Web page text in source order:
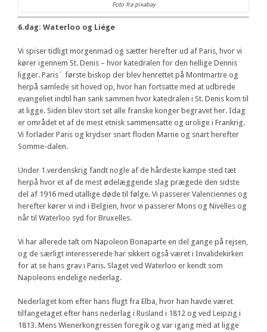
Foto fra pixabay
6.dag: Waterloo og Liége
Vi spiser tidligt morgenmad og sætter herefter ud af Paris, hvor vi
kører igennem St. Denis – hvor katedralen for den hellige Dennis
ligger. Paris´ første biskop der blev henrettet på Montmartre og
herpå samlede sit hoved op, hvor han fortsatte med at udbrede
evangeliet indtil han sank sammen hvor katedralen i St. Denis kom til
at ligge. Siden blev stort set alle franske konger begravet her. Idag
er området et af de mest etnisk sammensatte og urolige i Frankrig.
Vi forlader Paris og krydser snart floden Marne og snart herefter
Somme-dalen.
Under 1.verdenskrig fandt nogle af de hårdeste kampe sted tæt
herpå hvor et af de mest ødelæggende slag prægede den sidste
del af 1916 med utallige døde til følge. Vi passerer Valenciennes og
herefter kører vi ind i Belgien, hvor vi passerer Mons og Nivelles og
når til Waterloo syd for Bruxelles.
Vi har allerede talt om Napoleon Bonaparte en del gange på rejsen,
og de særligt interesserede har sikkert også været i Invalidekirken
for at se hans grav i Paris. Slaget ved Waterloo er kendt som
Napoleons endelige nederlag.
Nederlaget kom efter hans flugt fra Elba, hvor han havde været
tilfangetaget efter hans nederlag i Rusland i 1812 og ved Leipzig i
1813. Mens Wienerkongressen foregik og var igang med at ligge